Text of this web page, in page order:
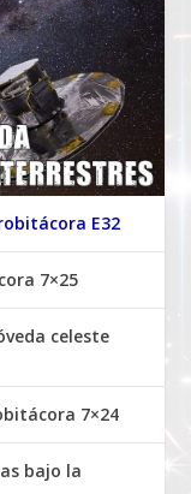
E32
7×25
celeste
7×24
bajo la